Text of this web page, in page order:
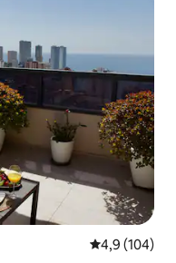
Prosječna
4,9 (104)